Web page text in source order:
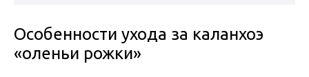
Особенности ухода за каланхоэ
«оленьи рожки»